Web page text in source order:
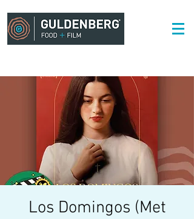
Los Domingos (Met